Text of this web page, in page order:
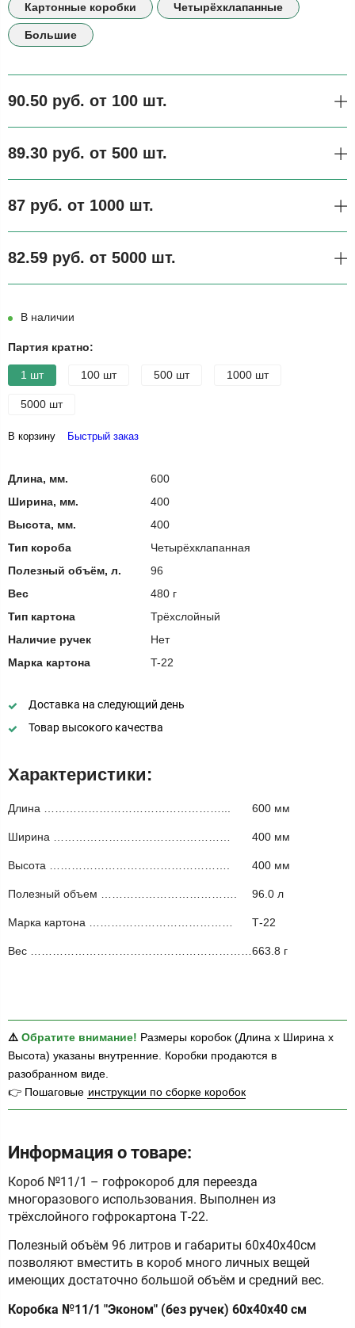
Картонные коробки Четырёхклапанные
Большие
90.50 руб. от 100 шт.
89.30 руб. от 500 шт.
87 руб. от 1000 шт.
82.59 руб. от 5000 шт.
В наличии
Партия кратно:
1 шт 100 шт 500 шт 1000 шт
5000 шт
В корзину Быстрый заказ
Длина, мм.
600
Ширина, мм.
400
Высота, мм.
400
Тип короба
Четырёхклапанная
Полезный объём, л.
96
Вес
480 г
Тип картона
Трёхслойный
Наличие ручек
Нет
Марка картона
T-22
Доставка на следующий день
Товар высокого качества
Характеристики:
Длина …………………………………………... 600 мм
Ширина ………………………………………… 400 мм
Высота …………………………………………. 400 мм
Полезный объем ………………………………. 96.0 л
Марка картона ………………………………… Т-22
Вес …………………………………………………… 663.8 г
⚠️ Обратите внимание! Размеры коробок (Длина х Ширина х
Высота) указаны внутренние. Коробки продаются в
разобранном виде.
👉 Пошаговые инструкции по сборке коробок
Информация о товаре:
Короб №11/1 – гофрокороб для переезда
многоразового использования. Выполнен из
трёхслойного гофрокартона Т-22.
Полезный объём 96 литров и габариты 60х40х40см
позволяют вместить в короб много личных вещей
имеющих достаточно большой объём и средний вес.
Коробка №11/1 "Эконом" (без ручек) 60х40х40 см